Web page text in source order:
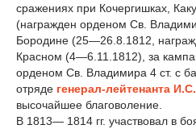
сражениях при Кочергишках,
(награжден орденом Св.
Бородине (25—26.8.1812,
Красном (4—6.11.1812), за
орденом Св. Владимира 4 ст. с
отряде генерал-лейтенанта
высочайшее благоволение.
В 1813— 1814 гг. участвовал в